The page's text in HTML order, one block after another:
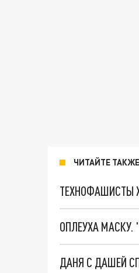
ЧИТАЙТЕ
ТЕХНОФАШИСТЫ
ОПЛЕУХА МАСКУ.
ДАНЯ С ДАШЕЙ